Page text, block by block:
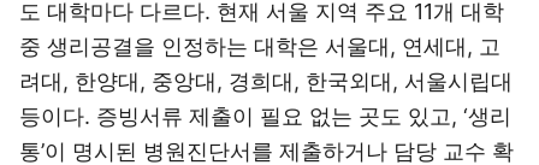
도 대학마다 다르다. 현재 서울 지역 주요 11개 대학
중 생리공결을 인정하는 대학은 서울대, 연세대, 고
려대, 한양대, 중앙대, 경희대, 한국외대, 서울시립대
등이다. 증빙서류 제출이 필요 없는 곳도 있고, ‘생리
통’이 명시된 병원진단서를 제출하거나 담당 교수 확